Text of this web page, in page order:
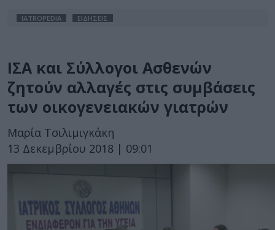
IATROPEDIA ΕΙΔΗΣΕΙΣ
ΙΣΑ και Σύλλογοι Ασθενών
ζητούν αλλαγές στις συμβάσεις
των οικογενειακών γιατρών
Μαρία Τσιλιμιγκάκη
13 Δεκεμβρίου 2018 | 09:01